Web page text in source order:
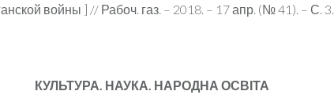
войны ] // Рабоч. газ. – 2018. – 17 апр. (№ 41). – С. 3.
КУЛЬТУРА. НАУКА. НАРОДНА ОСВІТА